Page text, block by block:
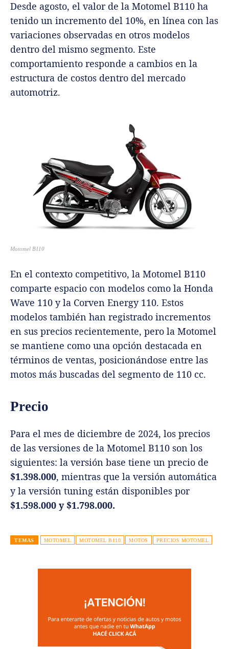
Desde agosto, el valor de la Motomel B110 ha
tenido un incremento del 10%, en línea con las
variaciones observadas en otros modelos
dentro del mismo segmento. Este
comportamiento responde a cambios en la
estructura de costos dentro del mercado
automotriz.
Motomel B110
En el contexto competitivo, la Motomel B110
comparte espacio con modelos como la Honda
Wave 110 y la Corven Energy 110. Estos
modelos también han registrado incrementos
en sus precios recientemente, pero la Motomel
se mantiene como una opción destacada en
términos de ventas, posicionándose entre las
motos más buscadas del segmento de 110 cc.
Precio
Para el mes de diciembre de 2024, los precios
de las versiones de la Motomel B110 son los
siguientes: la versión base tiene un precio de
$1.398.000, mientras que la versión automática
y la versión tuning están disponibles por
$1.598.000 y $1.798.000.
TEMAS MOTOMEL MOTOMEL B110 MOTOS PRECIOS MOTOMEL